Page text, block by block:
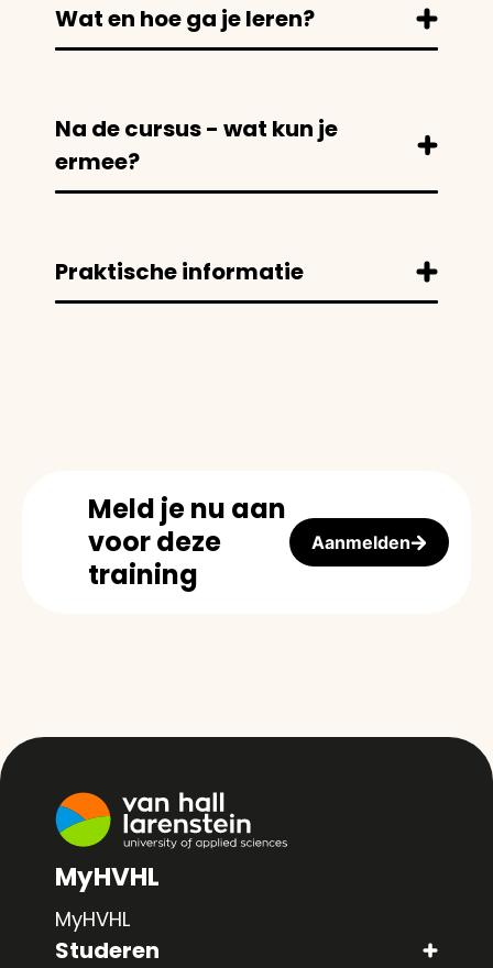
Wat en hoe ga je leren?
Na de cursus - wat kun je
ermee?
Praktische informatie
Meld je nu aan
voor deze
training
Aanmelden
MyHVHL
MyHVHL
Studeren